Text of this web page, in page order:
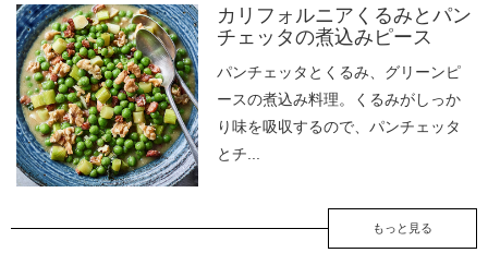
カリフォルニアくるみとパン
チェッタの煮込みピース
パンチェッタとくるみ、グリーンピ
ースの煮込み料理。くるみがしっか
り味を吸収するので、パンチェッタ
とチ...
もっと見る